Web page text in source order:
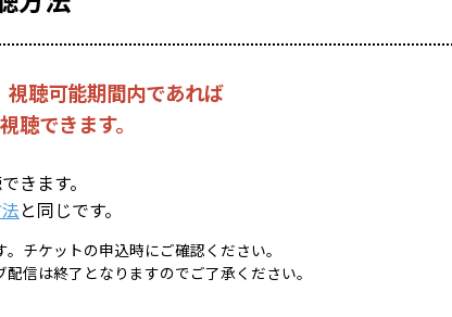
視聴可能期間内であれば
聴できます。
きます。
と同じです。
チケットの申込時にご確認ください。
信は終了となりますのでご了承ください。